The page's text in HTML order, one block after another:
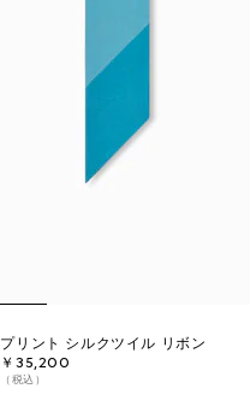
プリント シルクツイル リボン
￥35,200
（税込）